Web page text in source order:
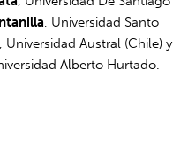
, Universidad Santo
, Universidad Austral (Chile) y
Alberto Hurtado.